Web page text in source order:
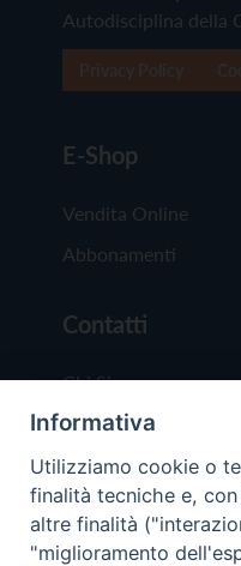
Autodisciplina della
E-Shop
Vendita Online
Abbonamenti
Contatti
Chi Siamo
Redazione
Scrivici
Informativa
Utilizziamo cookie o
finalità tecniche e,
altre finalità
"miglioramento